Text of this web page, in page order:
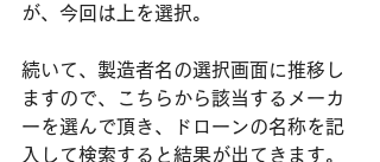
が、今回は上を選択。
​続いて、製造者名の選択画面に推移し
ますので、こちらから該当するメーカ
ーを選んで頂き、ドローンの名称を記
入して検索すると結果が出てきます。